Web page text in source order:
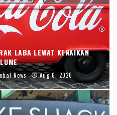
LABA LEWAT KENAIKAN
News Aug 6, 2026